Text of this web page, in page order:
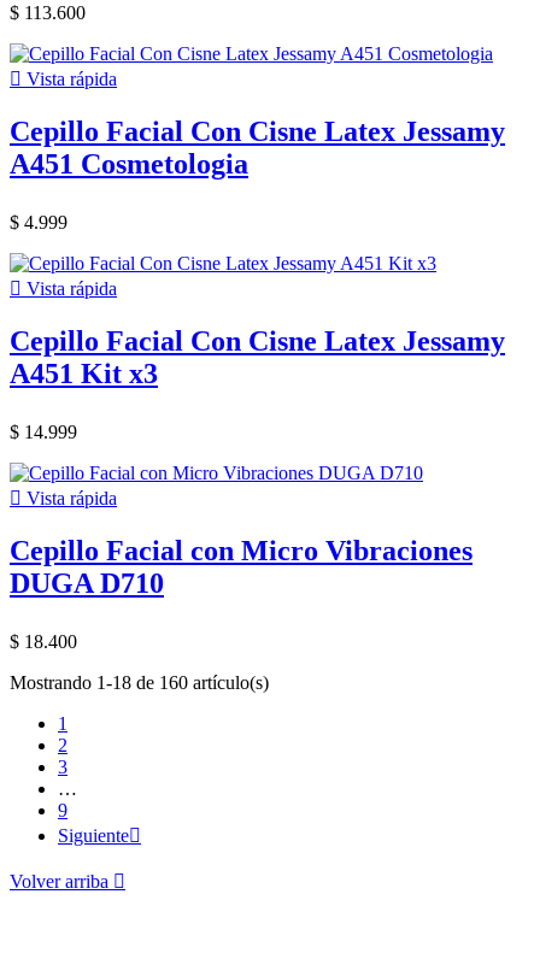
$ 113.600
 Vista rápida
Cepillo Facial Con Cisne Latex Jessamy
A451 Cosmetologia
$ 4.999
 Vista rápida
Cepillo Facial Con Cisne Latex Jessamy
A451 Kit x3
$ 14.999
 Vista rápida
Cepillo Facial con Micro Vibraciones
DUGA D710
$ 18.400
Mostrando 1-18 de 160 artículo(s)
1
2
3
…
9
Siguiente
Volver arriba 